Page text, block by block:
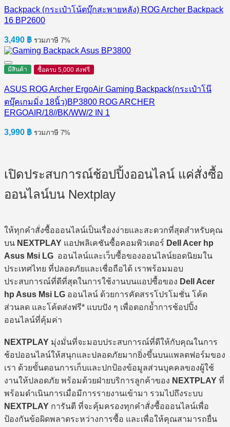
Backpack (กระเป๋าโน้ตบุ๊กสะพายหลัง) ROG Archer Backpack
16 BP2600
3,490 ฿ รวมภาษี 7%
มีสินค้า ซื้อครบ 5,000 ส่งฟรี
ASUS ROG Archer ErgoAir Gaming Backpack(กระเป๋าโน๊
ตบุ๊คเกมมิ่ง 18นิ้ว)BP3800 ROG ARCHER
ERGOAIR/18//BK/WW/2 IN 1
3,990 ฿ รวมภาษี 7%
เปิดประสบการณ์ช้อปปิ้งออนไลน์ แค่สั่งซื้อ
ออนไลน์บน Nextplay
ให้ทุกคำสั่งซื้อออนไลน์เป็นเรื่องง่ายและสะดวกที่สุดสำหรับคุณ
บน NEXTPLAY แอปพลิเคชันซื้อคอมพิวเตอร์ Dell Acer hp
Asus Msi LG ออนไลน์และเว็บซื้อของออนไลน์ยอดนิยมใน
ประเทศไทย ที่ปลอดภัยและเชื่อถือได้ เราพร้อมมอบ
ประสบการณ์ที่ดีที่สุดในการใช้งานบนแอปซื้อของ Dell Acer
hp Asus Msi LG ออนไลน์ ด้วยการคัดสรรโปรโมชั่น โค้ด
ส่วนลด และโค้ดส่งฟรี* แบบปัง ๆ เพื่อตอกย้ำการช้อปปิ้ง
ออนไลน์ที่คุ้มค่า
NEXTPLAY มุ่งมั่นที่จะมอบประสบการณ์ที่ดีให้กับคุณในการ
ช้อปออนไลน์ให้สนุกและปลอดภัยมากยิ่งขึ้นบนแพลตฟอร์มของ
เรา ด้วยขั้นตอนการเก็บและปกป้องข้อมูลส่วนบุคคลของผู้ใช้
งานให้ปลอดภัย พร้อมด้วยฝ่ายบริการลูกค้าของ NEXTPLAY ที่
พร้อมดำเนินการเมื่อมีการรายงานเข้ามา รวมไปถึงระบบ
NEXTPLAY การันตี ที่จะคุ้มครองทุกคำสั่งซื้อออนไลน์เพื่อ
ป้องกันข้อผิดพลาดระหว่างการซื้อ และเพื่อให้คุณสามารถยื่น